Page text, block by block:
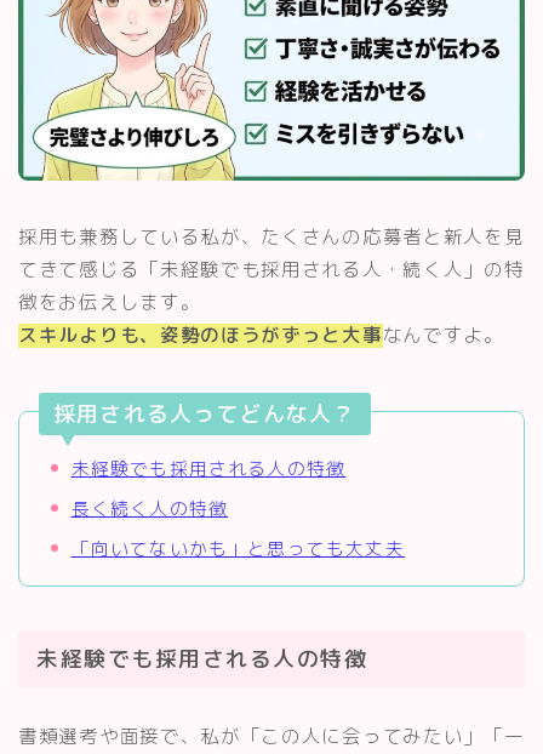
採用も兼務している私が、たくさんの応募者と新人を見
てきて感じる「未経験でも採用される人・続く人」の特
徴をお伝えします。
スキルよりも、姿勢のほうがずっと大事なんですよ。
採用される人ってどんな人？
未経験でも採用される人の特徴
長く続く人の特徴
「向いてないかも」と思っても大丈夫
未経験でも採用される人の特徴
書類選考や面接で、私が「この人に会ってみたい」「一